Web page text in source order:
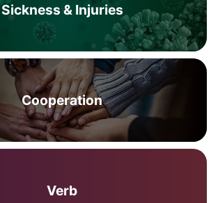
Sickness & Injuries
Cooperation
Verb